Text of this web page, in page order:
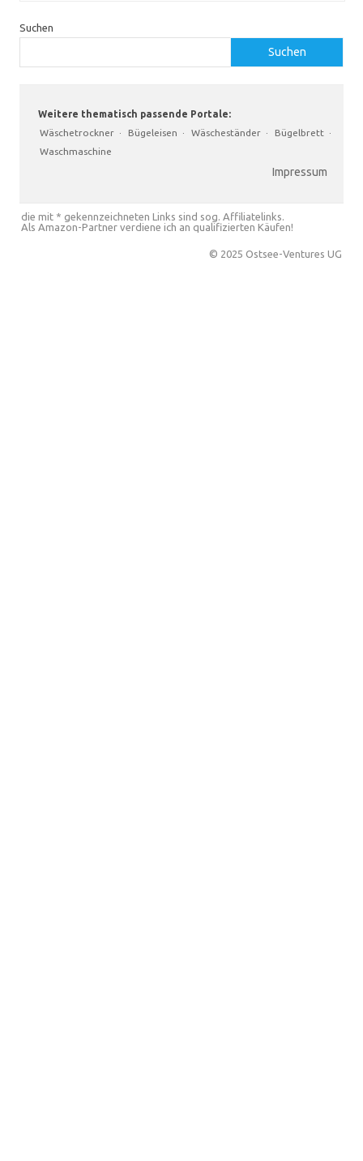
Suchen
Suchen
Weitere thematisch passende Portale:
Wäschetrockner · Bügeleisen · Wäscheständer · Bügelbrett ·
Waschmaschine
Impressum
die mit * gekennzeichneten Links sind sog. Affiliatelinks.
Als Amazon-Partner verdiene ich an qualifizierten Käufen!
© 2025 Ostsee-Ventures UG